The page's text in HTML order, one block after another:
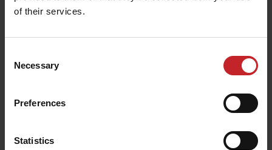
of their services.
Selection
Necessary
Preferences
Statistics
La sembradora neumática Spirit 400-900S está
metros. Es una sembradora universal para la
siembra de alta capacidad en labranza
aumentan la precisión y simplifican las